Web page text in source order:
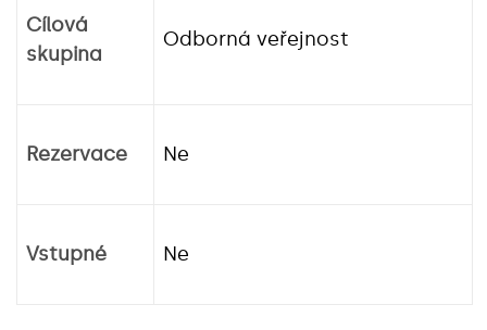
Cílová
skupina
Odborná veřejnost
Rezervace Ne
Vstupné Ne